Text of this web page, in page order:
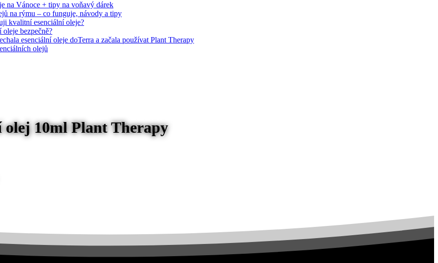
na Vánoce + tipy na voňavý dárek
na rýmu – co funguje, návody a tipy
kvalitní esenciální oleje?
oleje bezpečně?
esenciální oleje doTerra a začala používat Plant Therapy
olejů
10ml Plant Therapy